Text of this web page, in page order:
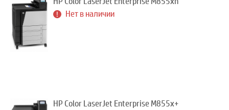
Нет в наличии
HP Color LaserJet Enterprise M855x+